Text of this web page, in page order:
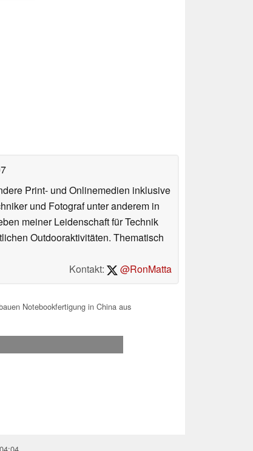
Print- und Onlinemedien inklusive
und Fotograf unter anderem in
meiner Leidenschaft für Technik
Outdooraktivitäten. Thematisch
Kontakt:
@RonMatta
Notebookfertigung in China aus